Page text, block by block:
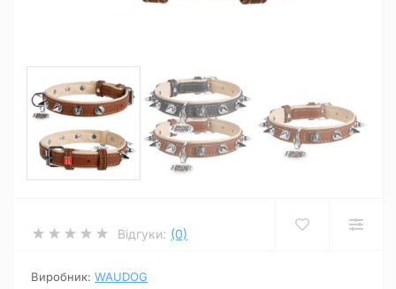
Відгуки: (0)
Виробник: WAUDOG